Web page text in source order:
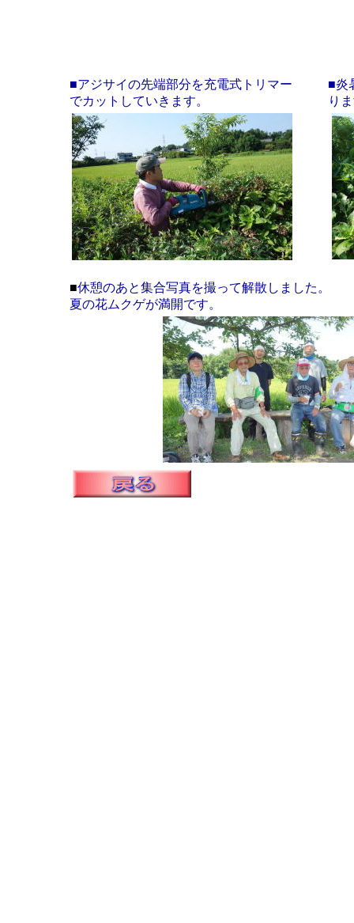
■アジサイの先端部分を充電式トリマー
でカットしていきます。
■炎
り
■休憩のあと集合写真を撮って解散しました。
夏の花ムクゲが満開です。